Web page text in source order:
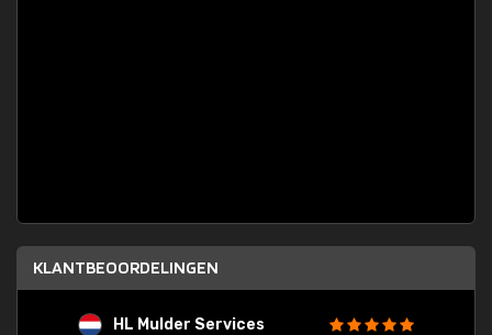
KLANTBEOORDELINGEN
HL Mulder Services